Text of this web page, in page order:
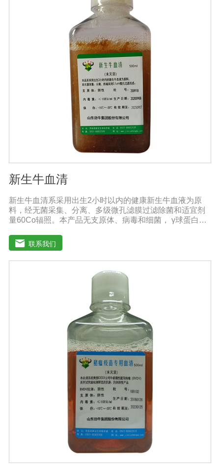
新生牛血清
新生牛血清系采用出生2小时以内的健康新生牛血液为原
料，经无菌采集、分离、多级微孔滤膜过滤除菌和适宜剂
量60Co辐照。本产品无支原体、病毒和细菌， γ球蛋白含
促进细胞增殖作用。适用于多种细胞株的培养、扩增及单
克隆抗体的制备和疫苗的研制及生产。质量标准：符合
《中华人民共和国药典》2020版、《中华人民共和国兽药
典》2020版质量标准。规格：500ml/瓶、1000ml/瓶保
存：-15℃―-20℃有效期：5年注意事项：1、解冻：采用
逐步解冻法（ -20℃→2-8℃→ 室温），可减少沉淀的产生
使血清质量不会受到影响。
联系我们